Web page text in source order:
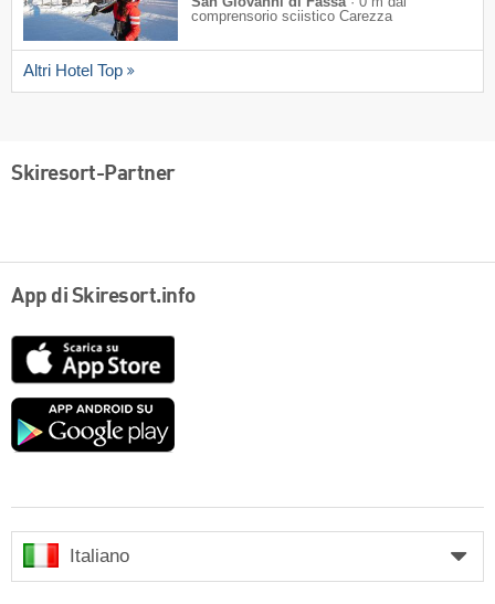
comprensorio sciistico Carezza
Altri Hotel Top
Skiresort-Partner
App di Skiresort.info
Google
Italiano